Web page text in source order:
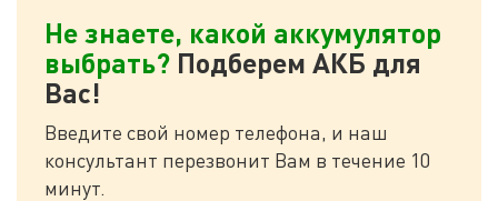
Не знаете, какой аккумулятор
выбрать? Подберем АКБ для
Вас!
Введите свой номер телефона, и наш
консультант перезвонит Вам в течение 10
минут.